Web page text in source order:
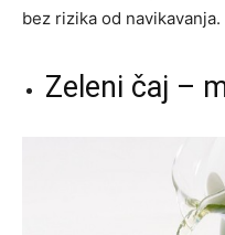
bez rizika od navikavanja.
Zeleni čaj –